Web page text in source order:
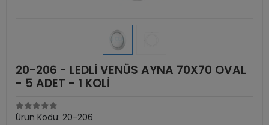
20-206 - LEDLİ VENÜS AYNA 70X70 OVAL
- 5 ADET - 1 KOLİ
Ürün Kodu: 20-206